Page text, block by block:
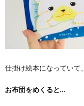
仕掛け絵本になっていて、
お布団をめくると…